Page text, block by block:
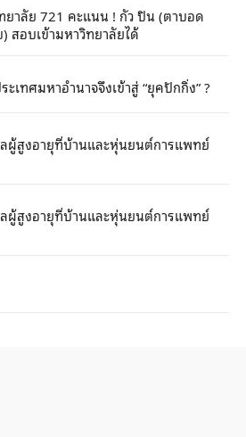
ยาลัย 721 คะแนน ! กัว ปิน (ตาบอด
สอบเข้ามหาวิทยาลัยได้
เทศมหาอำนาจจึงเข้าสู่ “ยุคปักกิ่ง” ?
ผู้สูงอายุที่บ้านและหุ่นยนต์การแพทย์
ผู้สูงอายุที่บ้านและหุ่นยนต์การแพทย์